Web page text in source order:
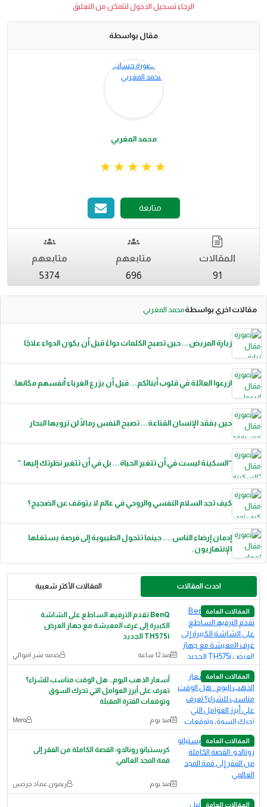
الرجاء تسجيل الدخول لتتمكن من التعليق
مقال بواسطة
محمد المغربي
متابعة
المقالات
91
متابعهم
696
متابعهم
5374
مقالات اخري بواسطةمحمد المغربي
زيارة المريض... حين تصبح الكلمات دواءً قبل أن يكون الدواء علاجًا
ازرعوا العائلة في قلوب أبنائكم... قبل أن يزرع الغرباء أنفسهم مكانها.
حين يفقد الإنسان القناعة... تصبح النفس رمالًا لن ترويها البحار
“السكينة ليست في أن تتغير الحياة... بل في أن تتغير نظرتك إليها.”
كيف تجد السلام النفسي والروحي في عالمٍ لا يتوقف عن الضجيج؟
إدمان إرضاء الناس.... حينما تتحول الطيبوبة إلى فرصة يستغلها
الإنتهازيون.
احدث المقالات المقالات الأكثر شعبية
المقالات العامة
BenQ ﺗﻘدم اﻟﺗرﻓﯾﮫ اﻟﺳﺎطﻊ ﻋﻠﻰ اﻟﺷﺎﺷﺔ
اﻟﻛﺑﯾرة إﻟﻰ ﻏرف اﻟﻣﻌﯾﺷﺔ ﻣﻊ ﺟﮭﺎز اﻟﻌرض
TH575i اﻟﺟدﯾد
منذ 12 ساعة خدمه نشر اموالي
المقالات العامة
أسعار الذهب اليوم.. هل الوقت مناسب للشراء؟
تعرف على أبرز العوامل التي تحرك السوق
وتوقعات الفترة المقبلة
منذ يوم Mero
المقالات العامة
كريستيانو رونالدو: القصة الكاملة من الفقر إلى
قمة المجد العالمي
منذ يوم ريمون عماد جرجس
المقالات العامة